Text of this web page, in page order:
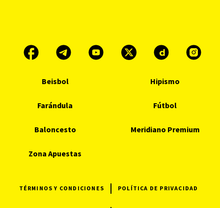
Beisbol Hipismo
Farándula Fútbol
Baloncesto Meridiano Premium
Zona Apuestas
TÉRMINOS Y CONDICIONES POLÍTICA DE PRIVACIDAD